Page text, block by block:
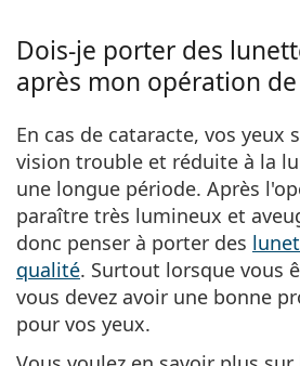
Dois-je porter des
après mon opération
En cas de cataracte, vos yeux
vision trouble et réduite à la
une longue période. Après
paraître très lumineux et
donc penser à porter des
qualité. Surtout lorsque vous
vous devez avoir une bonne
pour vos yeux.